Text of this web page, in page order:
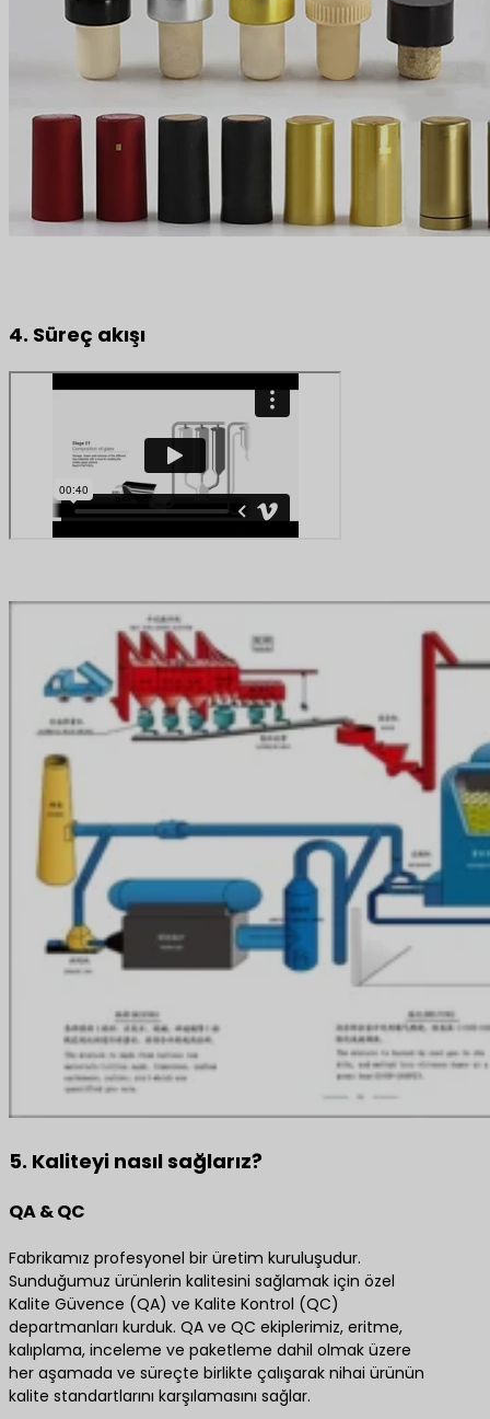
4. Süreç akışı
5. Kaliteyi nasıl sağlarız?
QA & QC
Fabrikamız profesyonel bir üretim kuruluşudur.
Sunduğumuz ürünlerin kalitesini sağlamak için özel
Kalite Güvence (QA) ve Kalite Kontrol (QC)
departmanları kurduk. QA ve QC ekiplerimiz, eritme,
kalıplama, inceleme ve paketleme dahil olmak üzere
her aşamada ve süreçte birlikte çalışarak nihai ürünün
kalite standartlarını karşılamasını sağlar.